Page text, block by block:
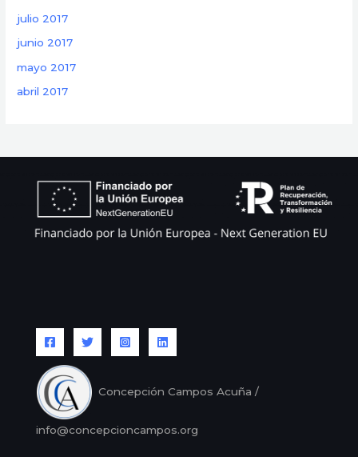
julio 2017
junio 2017
mayo 2017
abril 2017
Concepción Campos Acuña /
info@concepcioncampos.org